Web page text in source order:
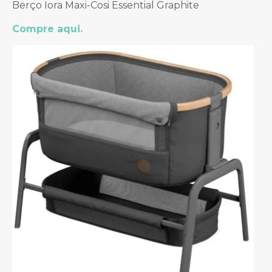
Berço Iora Maxi-Cosi Essential Graphite
Compre aqui.